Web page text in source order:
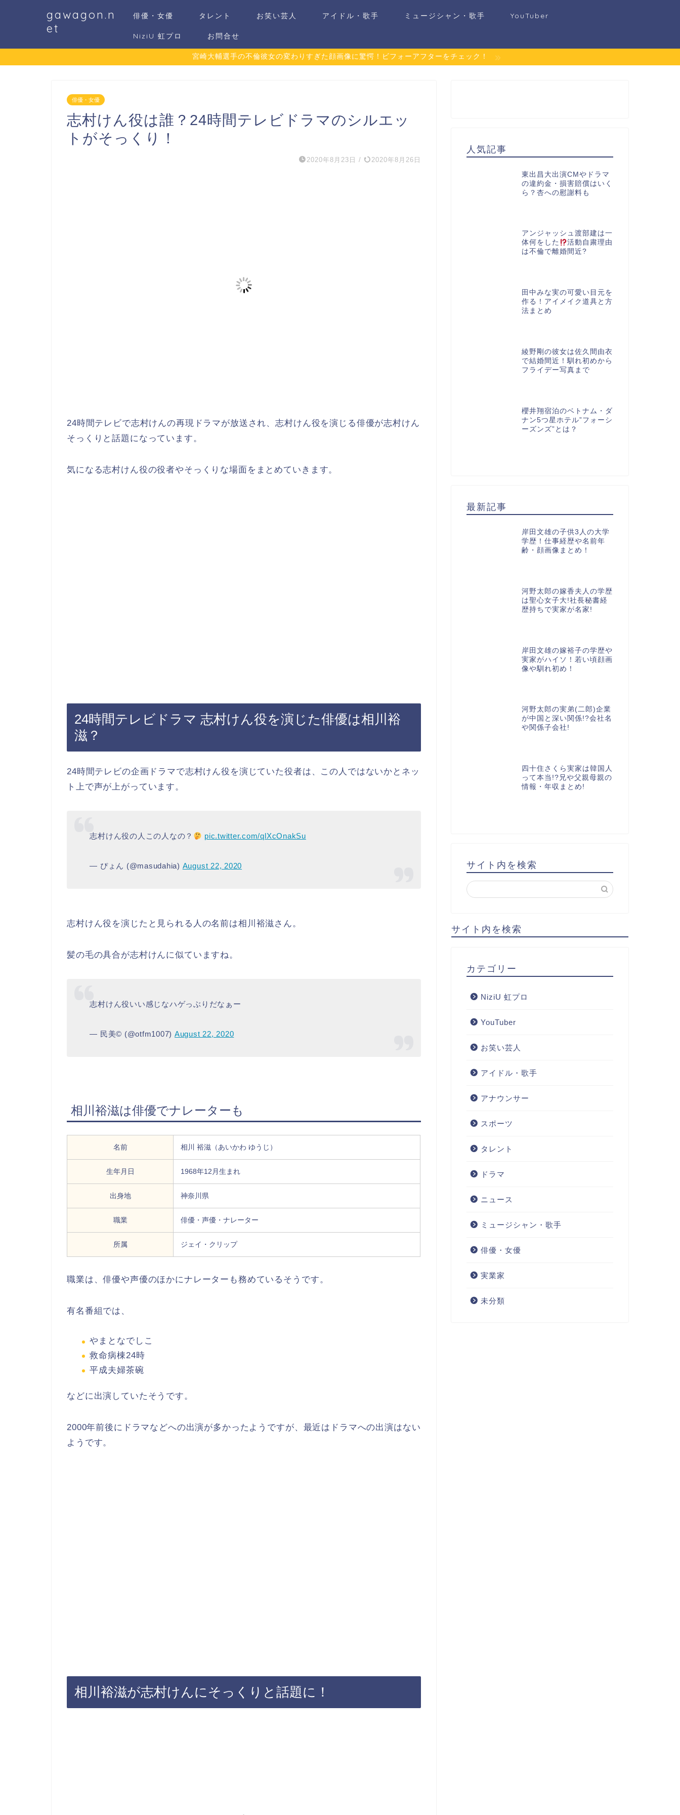
gawagon.n
et
俳優・女優 タレント お笑い芸人 アイドル・歌手 ミュージシャン・歌手 YouTuber
NiziU 虹プロ お問合せ
宮崎大輔選手の不倫彼女の変わりすぎた顔画像に驚愕！ビフォーアフターをチェック！
俳優・女優
志村けん役は誰？24時間テレビドラマのシルエッ
トがそっくり！
2020年8月23日 / 2020年8月26日
24時間テレビで志村けんの再現ドラマが放送され、志村けん役を演じる俳優が志村けん
そっくりと話題になっています。
気になる志村けん役の役者やそっくりな場面をまとめていきます。
24時間テレビドラマ 志村けん役を演じた俳優は相川裕
滋？
24時間テレビの企画ドラマで志村けん役を演じていた役者は、この人ではないかとネッ
ト上で声が上がっています。
志村けん役の人この人なの？ pic.twitter.com/qlXcOnakSu
— ぴょん (@masudahia) August 22, 2020
志村けん役を演じたと見られる人の名前は相川裕滋さん。
髪の毛の具合が志村けんに似ていますね。
志村けん役いい感じなハゲっぶりだなぁー
— 民美©️ (@otfm1007) August 22, 2020
相川裕滋は俳優でナレーターも
名前 相川 裕滋（あいかわ ゆうじ）
生年月日 1968年12月生まれ
出身地 神奈川県
職業 俳優・声優・ナレーター
所属 ジェイ・クリップ
職業は、俳優や声優のほかにナレーターも務めているそうです。
有名番組では、
やまとなでしこ
救命病棟24時
平成夫婦茶碗
などに出演していたそうです。
2000年前後にドラマなどへの出演が多かったようですが、最近はドラマへの出演はない
ようです。
相川裕滋が志村けんにそっくりと話題に！
人気記事
東出昌大出演CMやドラマ
の違約金・損害賠償はいく
ら？杏への慰謝料も
アンジャッシュ渡部建は一
体何をした
活動自粛理由
は不倫で離婚間近?
田中みな実の可愛い目元を
作る！アイメイク道具と方
法まとめ
綾野剛の彼女は佐久間由衣
で結婚間近！馴れ初めから
フライデー写真まで
櫻井翔宿泊のベトナム・ダ
ナン5つ星ホテル”フォーシ
ーズンズ”とは？
最新記事
岸田文雄の子供3人の大学
学歴！仕事経歴や名前年
齢・顔画像まとめ！
河野太郎の嫁香夫人の学歴
は聖心女子大!社長秘書経
歴持ちで実家が名家!
岸田文雄の嫁裕子の学歴や
実家がハイソ！若い頃顔画
像や馴れ初め！
河野太郎の実弟(二郎)企業
が中国と深い関係!?会社名
や関係子会社!
四十住さくら実家は韓国人
って本当!?兄や父親母親の
情報・年収まとめ!
サイト内を検索
サイト内を検索
カテゴリー
NiziU 虹プロ
YouTuber
お笑い芸人
アイドル・歌手
アナウンサー
スポーツ
タレント
ドラマ
ニュース
ミュージシャン・歌手
俳優・女優
実業家
未分類